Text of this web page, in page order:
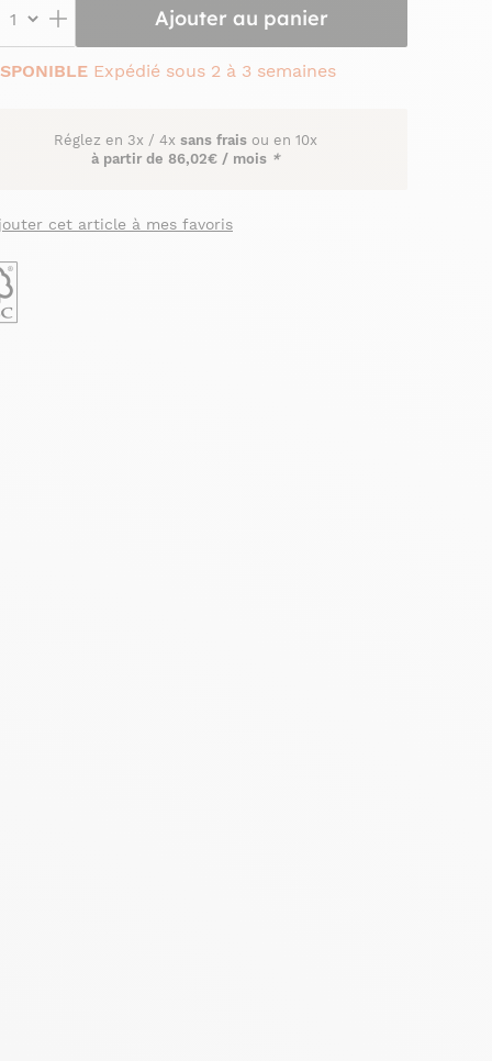
Ajouter au panier
Expédié sous 2 à 3 semaines
Réglez en 3x / 4x sans frais ou en 10x
à partir de 86,02€ / mois *
cet article à mes favoris